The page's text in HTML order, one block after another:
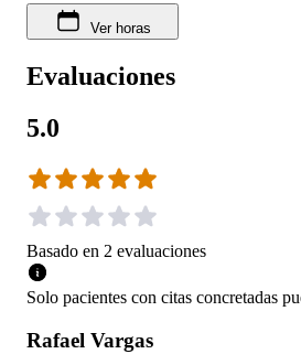
Ver horas
Evaluaciones
5.0
Basado en 2 evaluaciones
Solo pacientes con citas concretadas
Rafael Vargas